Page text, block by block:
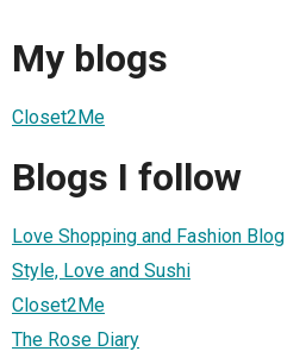
My blogs
Closet2Me
Blogs I follow
Love Shopping and Fashion Blog
Style, Love and Sushi
Closet2Me
The Rose Diary